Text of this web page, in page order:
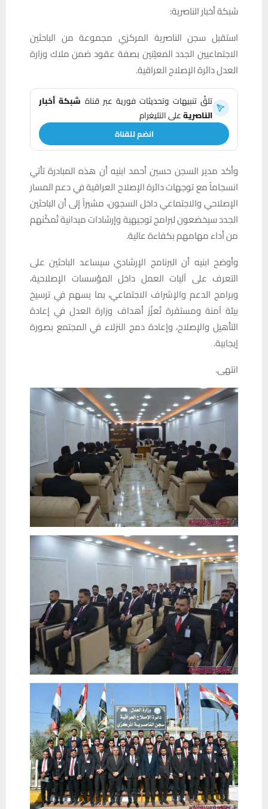
شبكة أخبار الناصرية:
استقبل سجن الناصرية المركزي مجموعة من الباحثين
الاجتماعيين الجدد المعيّنين بصفة عقود ضمن ملاك وزارة
العدل دائرة الإصلاح العراقية.
تلقَّ تنبيهات وتحديثات فورية عبر قناة شبكة أخبار
الناصريةعلى التليغرام
انضم للقناة
وأكد مدير السجن حسين أحمد ابنيه أن هذه المبادرة تأتي
انسجاماً مع توجهات دائرة الإصلاح العراقية في دعم المسار
الإصلاحي والاجتماعي داخل السجون، مشيراً إلى أن الباحثين
الجدد سيخضعون لبرامج توجيهية وإرشادات ميدانية تُمكّنهم
من أداء مهامهم بكفاءة عالية.
وأوضح ابنيه أن البرنامج الإرشادي سيساعد الباحثين على
التعرف على آليات العمل داخل المؤسسات الإصلاحية،
وبرامج الدعم والإشراف الاجتماعي، بما يسهم في ترسيخ
بيئة آمنة ومستقرة تُعزّز أهداف وزارة العدل في إعادة
التأهيل والإصلاح، وإعادة دمج النزلاء في المجتمع بصورة
إيجابية.
انتهى.